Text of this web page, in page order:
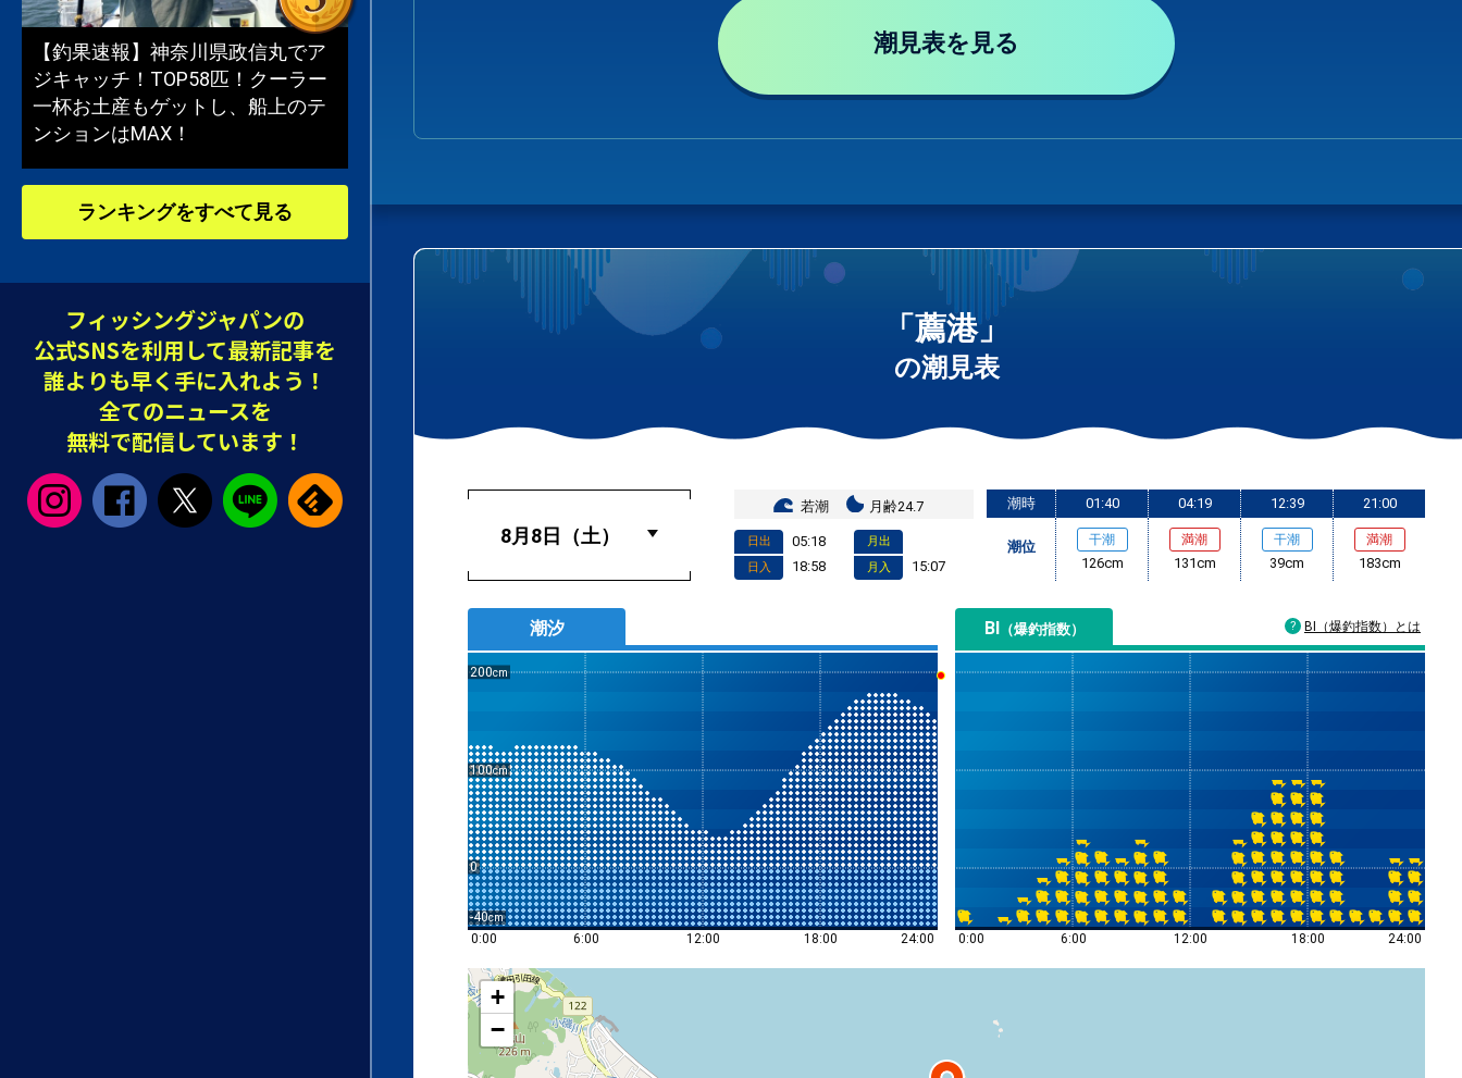
潮見表を見る
「薦港」
の潮見表
若潮 月齢24.7
日出 05:18
日入 18:58
月出
月入
15:07
潮時
潮位
01:40
干潮
126cm
04:19
満潮
131cm
12:39
干潮
39cm
21:00
満潮
183cm
潮汐
200
100
0
-40
0:00
6:00 12:00 18:00 24:00
BI （爆釣指数）
0:00 6:00 12:00 18:00 24:00
BI（爆釣指数）とは
+
−
【釣果速報】神奈川県政信丸でア
ジキャッチ！TOP58匹！クーラー
一杯お土産もゲットし、船上のテ
ンションはMAX！
ランキングをすべて見る
フィッシングジャパンの
公式SNSを利用して最新記事を
誰よりも早く手に入れよう！
全てのニュースを
無料で配信しています！